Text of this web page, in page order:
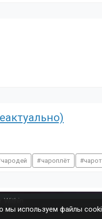
чародей чароплёт
мы используем файлы